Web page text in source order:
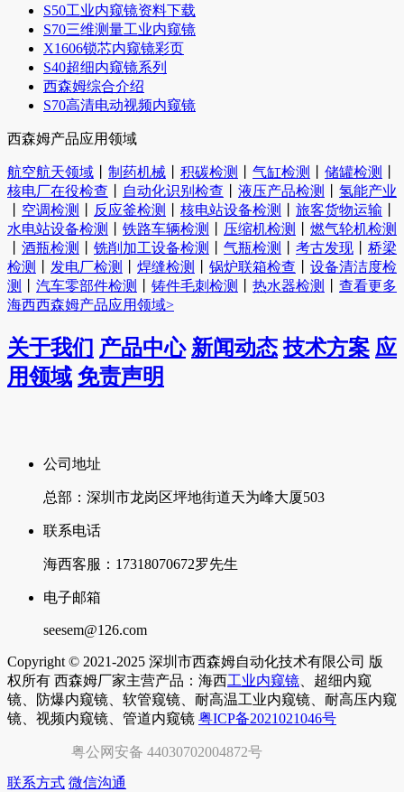
S50工业内窥镜资料下载
S70三维测量工业内窥镜
X1606锁芯内窥镜彩页
S40超细内窥镜系列
西森姆综合介绍
S70高清电动视频内窥镜
西森姆产品应用领域
航空航天领域 制药机械 积碳检测 气缸检测 储罐检测
核电厂在役检查
自动化识别检查 液压产品检测
氢能产业
空调检测 反应釜检测 核电站设备检测 旅客货物运输
水电站设备检测
铁路车辆检测 压缩机检测
燃气轮机检测
酒瓶检测 铣削加工设备检测 气瓶检测 考古发现
桥梁
检测
发电厂检测 焊缝检测 锅炉联箱检查
设备清洁度检
测
汽车零部件检测 铸件毛刺检测 热水器检测
查看更多
海西西森姆产品应用领域>
关于我们 产品中心 新闻动态 技术方案 应
用领域 免责声明
公司地址
总部：深圳市龙岗区坪地街道天为峰大厦503
联系电话
海西客服：17318070672罗先生
电子邮箱
seesem@126.com
Copyright © 2021-2025 深圳市西森姆自动化技术有限公司 版
权所有 西森姆厂家主营产品：海西工业内窥镜、超细内窥
镜、防爆内窥镜、软管窥镜、耐高温工业内窥镜、耐高压内窥
镜、视频内窥镜、管道内窥镜 粤ICP备2021021046号
粤公网安备 44030702004872号
联系方式 微信沟通